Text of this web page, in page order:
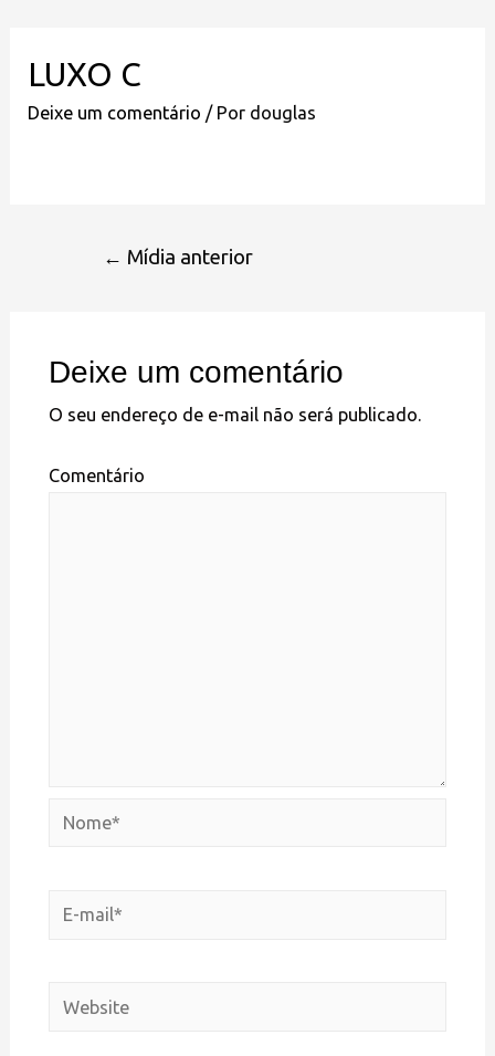
LUXO C
Deixe um comentário / Por douglas
← Mídia anterior
Deixe um comentário
O seu endereço de e-mail não será publicado.
Comentário